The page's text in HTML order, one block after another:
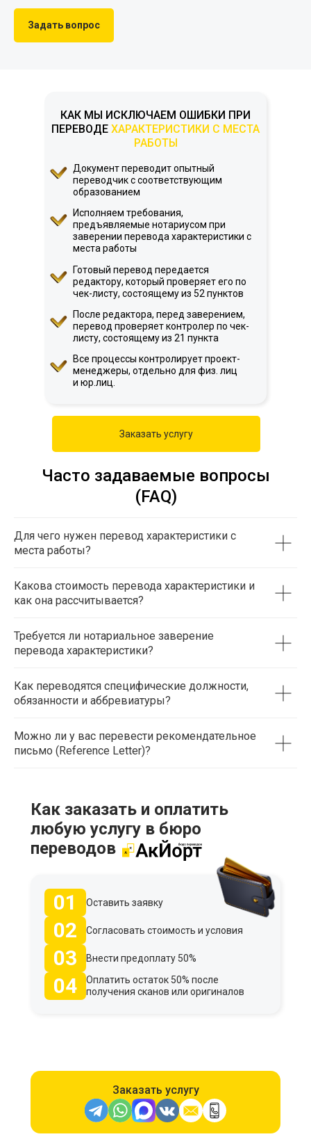
Задать вопрос
КАК МЫ ИСКЛЮЧАЕМ ОШИБКИ ПРИ
ПЕРЕВОДЕ ХАРАКТЕРИСТИКИ С МЕСТА
РАБОТЫ
Документ переводит опытный
переводчик с соответствующим
образованием
Исполняем требования,
предъявляемые нотариусом при
заверении перевода характеристики с
места работы
Готовый перевод передается
редактору, который проверяет его по
чек-листу, состоящему из 52 пунктов
После редактора, перед заверением,
перевод проверяет контролер по чек-
листу, состоящему из 21 пункта
Все процессы контролирует проект-
менеджеры, отдельно для физ. лиц
и юр.лиц.
Заказать услугу
Часто задаваемые вопросы
(FAQ)
Для чего нужен перевод характеристики с
места работы?
Какова стоимость перевода характеристики и
как она рассчитывается?
Требуется ли нотариальное заверение
перевода характеристики?
Как переводятся специфические должности,
обязанности и аббревиатуры?
Можно ли у вас перевести рекомендательное
письмо (Reference Letter)?
Как заказать и оплатить
любую услугу в бюро
переводов
01 Оставить заявку
02 Согласовать стоимость и условия
03 Внести предоплату 50%
04
Оплатить остаток 50% после
получения сканов или оригиналов
Заказать услугу